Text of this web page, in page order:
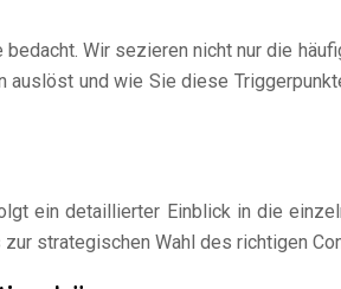
Wir sezieren nicht nur die
und wie Sie diese
ein detaillierter Einblick in die
strategischen Wahl des richtigen